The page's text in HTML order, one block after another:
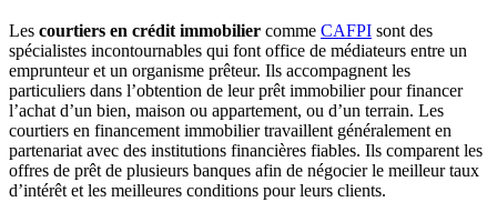
Les courtiers en crédit immobilier comme CAFPI sont des
spécialistes incontournables qui font office de médiateurs entre un
emprunteur et un organisme prêteur. Ils accompagnent les
particuliers dans l’obtention de leur prêt immobilier pour financer
l’achat d’un bien, maison ou appartement, ou d’un terrain. Les
courtiers en financement immobilier travaillent généralement en
partenariat avec des institutions financières fiables. Ils comparent les
offres de prêt de plusieurs banques afin de négocier le meilleur taux
d’intérêt et les meilleures conditions pour leurs clients.